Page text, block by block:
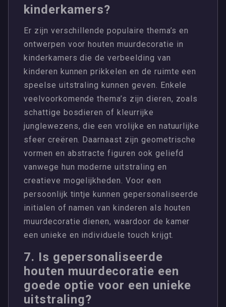
kinderkamers?
Er zijn verschillende populaire thema’s en
ontwerpen voor houten muurdecoratie in
kinderkamers die de verbeelding van
kinderen kunnen prikkelen en de ruimte een
speelse uitstraling kunnen geven. Enkele
veelvoorkomende thema’s zijn dieren, zoals
schattige bosdieren of kleurrijke
junglewezens, die een vrolijke en natuurlijke
sfeer creëren. Daarnaast zijn geometrische
vormen en abstracte figuren ook geliefd
vanwege hun moderne uitstraling en
creatieve mogelijkheden. Voor een
persoonlijk tintje kunnen gepersonaliseerde
initialen of namen van kinderen als houten
muurdecoratie dienen, waardoor de kamer
een unieke en individuele touch krijgt.
7. Is gepersonaliseerde
houten muurdecoratie een
goede optie voor een unieke
uitstraling?